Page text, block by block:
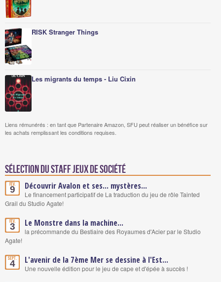
RISK Stranger Things
Les migrants du temps - Liu Cixin
Liens rémunérés : en tant que Partenaire Amazon, SFU peut réaliser un bénéfice sur
les achats remplissant les conditions requises.
Sélection du staff Jeux de société
Fév.
9 Découvrir Avalon et ses... mystères...
Le financement participatif de La traduction du jeu de rôle Tainted
Grail du Studio Agate!
Fév.
3 Le Monstre dans la machine...
la précommande du Bestiaire des Royaumes d'Acier par le Studio
Agate!
Sept.
4 L'avenir de la 7ème Mer se dessine à l'Est...
Une nouvelle édition pour le jeu de cape et d'épée à succès !